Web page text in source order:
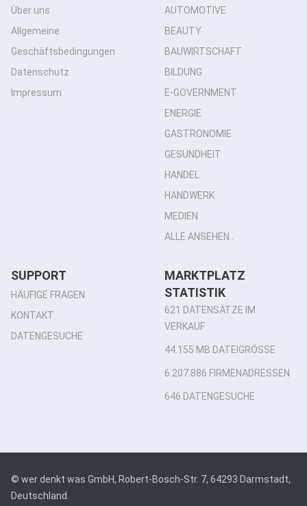
Über uns
Allgemeine
Geschäftsbedingungen
Datenschutz
Impressum
AUTOMOTIVE
BEAUTY
BAUWIRTSCHAFT
BILDUNG
E-GOVERNMENT
ENERGIE
GASTRONOMIE
GESUNDHEIT
HANDEL
HANDWERK
MEDIEN
ALLE ANSEHEN..
SUPPORT
HÄUFIGE FRAGEN
KONTAKT
DATENGESUCHE
MARKTPLATZ
STATISTIK
621 DATENSÄTZE IM
VERKAUF
44.155 MB DATEIGRÖSSE
6.207.886 FIRMENADRESSEN
646 DATENGESUCHE
© wer denkt was GmbH, Robert-Bosch-Str. 7, 64293 Darmstadt,
Deutschland.